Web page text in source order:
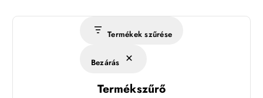
Termékek szűrése
Bezárás
Termékszűrő